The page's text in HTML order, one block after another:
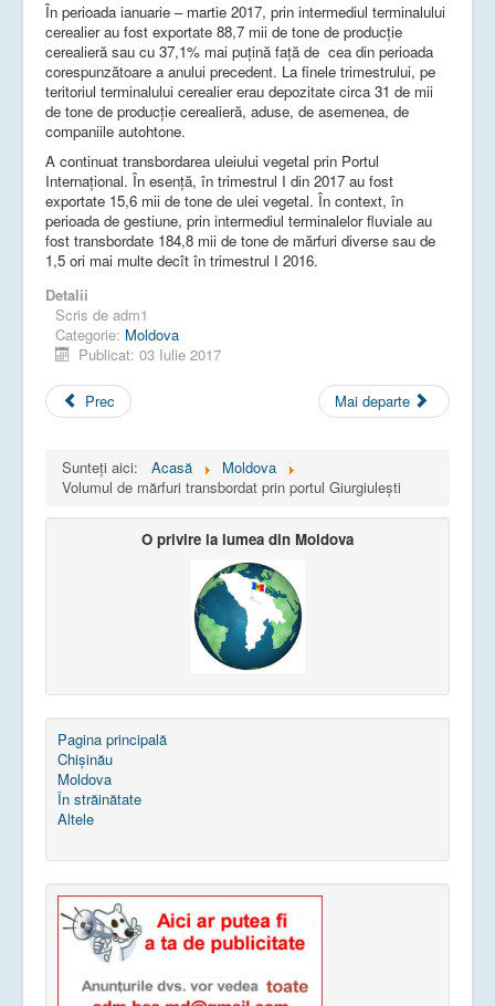
În perioada ianuarie – martie 2017, prin intermediul terminalului
cerealier au fost exportate 88,7 mii de tone de producție
cerealieră sau cu 37,1% mai puțină faţă de cea din perioada
corespunzătoare a anului precedent. La finele trimestrului, pe
teritoriul terminalului cerealier erau depozitate circa 31 de mii
de tone de producție cerealieră, aduse, de asemenea, de
companiile autohtone.
A continuat transbordarea uleiului vegetal prin Portul
Internaţional. În esență, în trimestrul I din 2017 au fost
exportate 15,6 mii de tone de ulei vegetal. În context, în
perioada de gestiune, prin intermediul terminalelor fluviale au
fost transbordate 184,8 mii de tone de mărfuri diverse sau de
1,5 ori mai multe decît în trimestrul I 2016.
Detalii
Scris de adm1
Categorie: Moldova
Publicat: 03 Iulie 2017
Prec Mai departe
Sunteți aici: Acasă
Moldova
Volumul de mărfuri transbordat prin portul Giurgiulești
O privire la lumea din Moldova
Pagina principală
Chișinău
Moldova
În străinătate
Altele